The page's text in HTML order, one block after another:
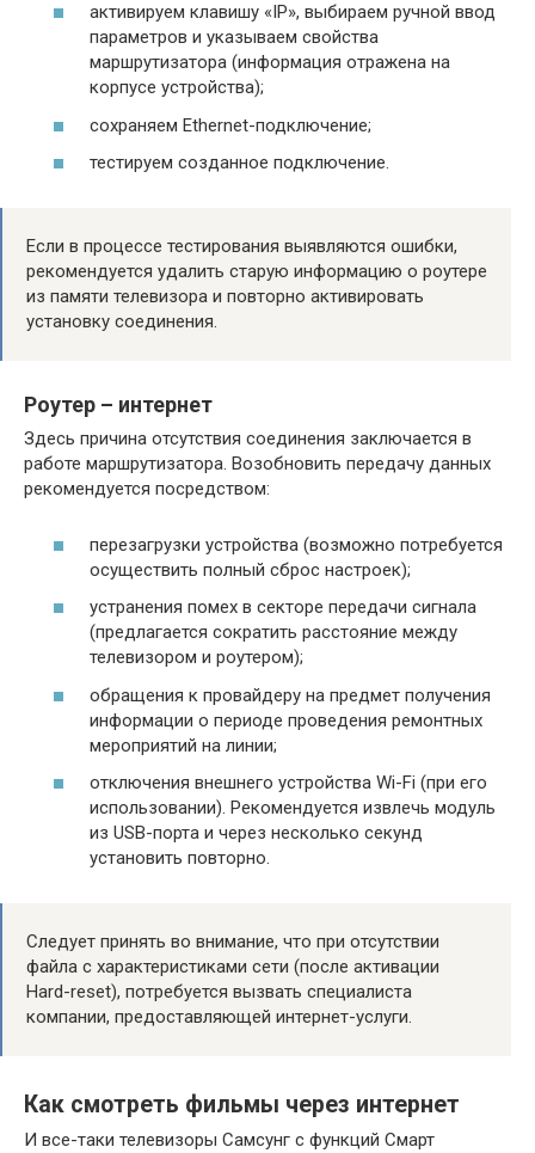
активируем клавишу «IP», выбираем ручной ввод
параметров и указываем свойства
маршрутизатора (информация отражена на
корпусе устройства);
сохраняем Ethernet-подключение;
тестируем созданное подключение.
Если в процессе тестирования выявляются ошибки,
рекомендуется удалить старую информацию о роутере
из памяти телевизора и повторно активировать
установку соединения.
Роутер – интернет
Здесь причина отсутствия соединения заключается в
работе маршрутизатора. Возобновить передачу данных
рекомендуется посредством:
перезагрузки устройства (возможно потребуется
осуществить полный сброс настроек);
устранения помех в секторе передачи сигнала
(предлагается сократить расстояние между
телевизором и роутером);
обращения к провайдеру на предмет получения
информации о периоде проведения ремонтных
мероприятий на линии;
отключения внешнего устройства Wi-Fi (при его
использовании). Рекомендуется извлечь модуль
из USB-порта и через несколько секунд
установить повторно.
Следует принять во внимание, что при отсутствии
файла с характеристиками сети (после активации
Hard-reset), потребуется вызвать специалиста
компании, предоставляющей интернет-услуги.
Как смотреть фильмы через интернет
И все-таки телевизоры Самсунг с функций Смарт